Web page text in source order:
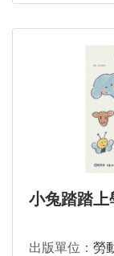
小兔踏踏上
出版單位： 勞